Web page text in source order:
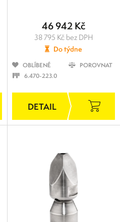
46 942 Kč
38 795 Kč bez DPH
Do týdne
OBLÍBENÉ
POROVNAT
6.470-223.0